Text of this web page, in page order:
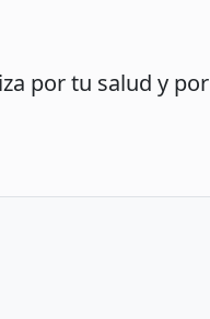
por tu salud y por